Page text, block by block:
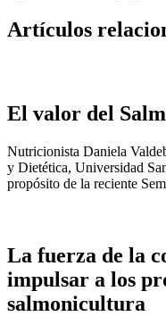
Artículos
El valor del
Nutricionista Daniela
y Dietética, Universidad
propósito de la reciente
La fuerza de la
impulsar a los
salmonicultura